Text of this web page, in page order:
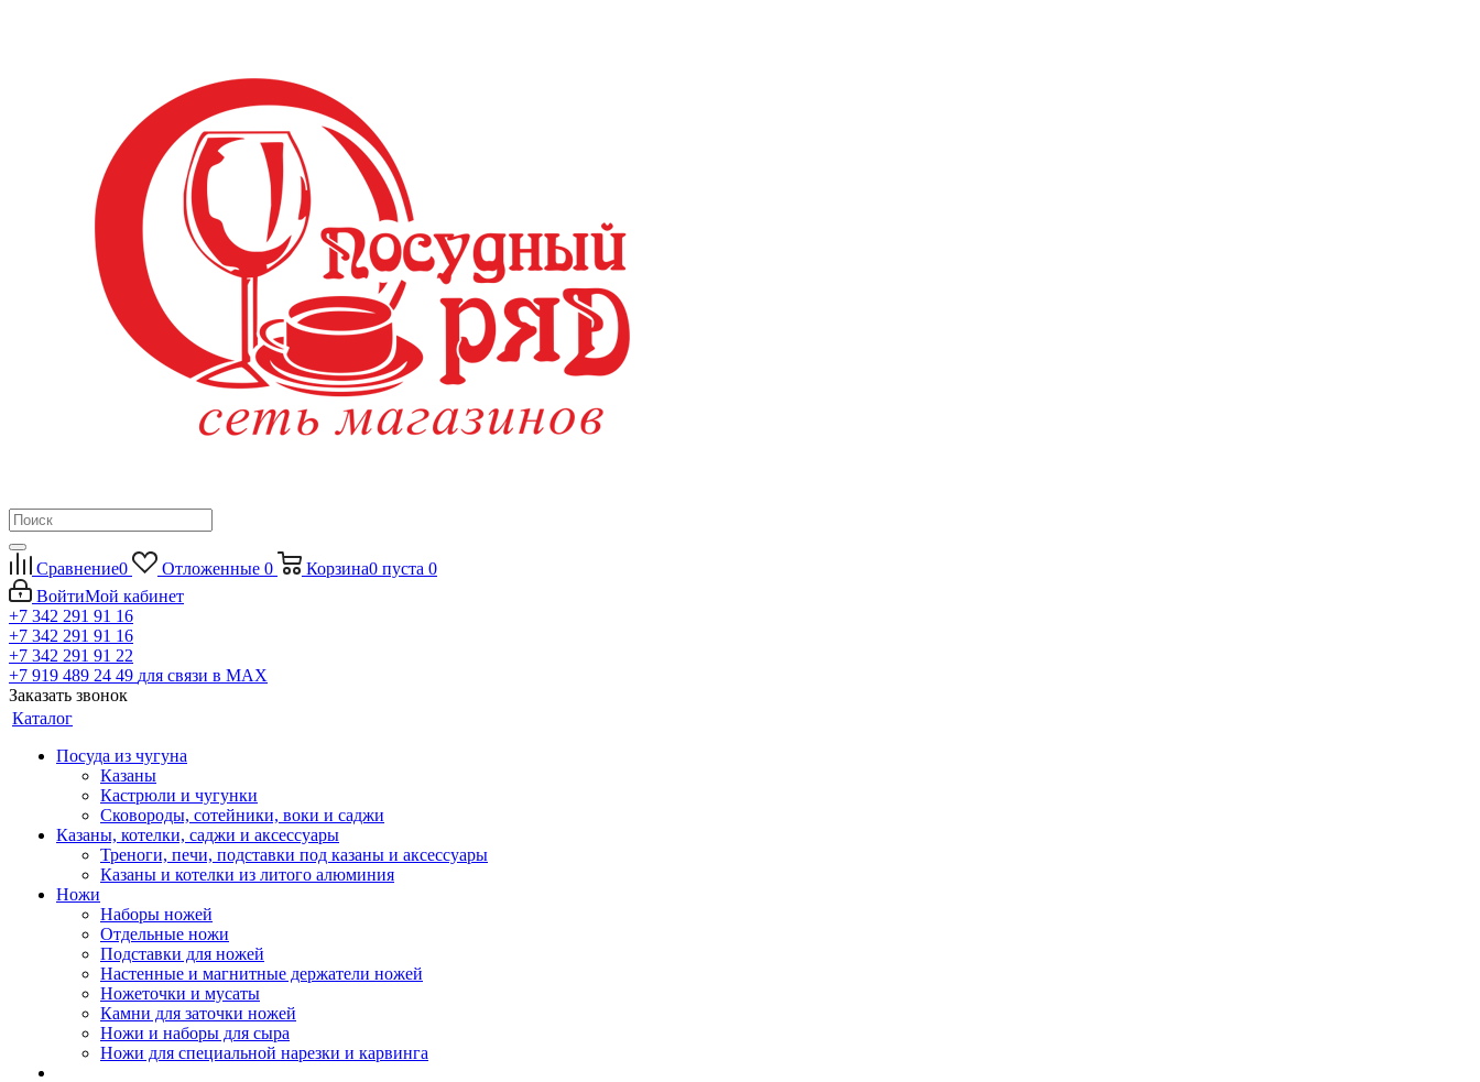
Сравнение0 Отложенные 0 Корзина0 пуста 0
ВойтиМой кабинет
+7 342 291 91 16
+7 342 291 91 16
+7 342 291 91 22
+7 919 489 24 49 для связи в МАХ
Заказать звонок
Каталог
Посуда из чугуна
Казаны
Кастрюли и чугунки
Сковороды, сотейники, воки и саджи
Казаны, котелки, саджи и аксессуары
Треноги, печи, подставки под казаны и аксессуары
Казаны и котелки из литого алюминия
Ножи
Наборы ножей
Отдельные ножи
Подставки для ножей
Настенные и магнитные держатели ножей
Ножеточки и мусаты
Камни для заточки ножей
Ножи и наборы для сыра
Ножи для специальной нарезки и карвинга